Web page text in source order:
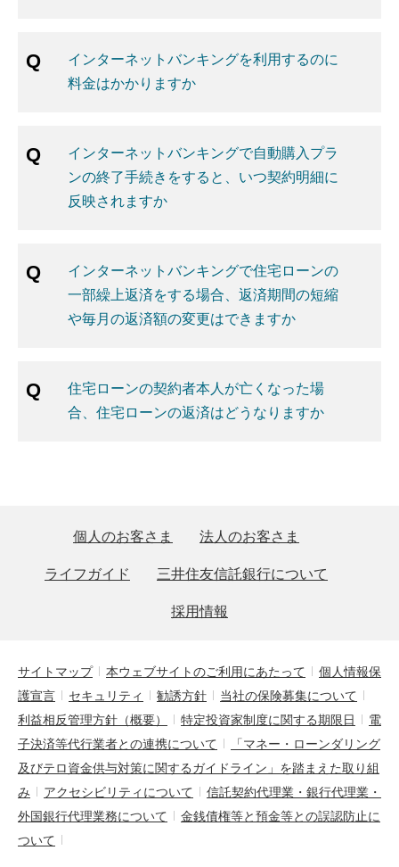
インターネットバンキングを利用するのに
料金はかかりますか
インターネットバンキングで自動購入プラ
ンの終了手続きをすると、いつ契約明細に
反映されますか
インターネットバンキングで住宅ローンの
一部繰上返済をする場合、返済期間の短縮
や毎月の返済額の変更はできますか
住宅ローンの契約者本人が亡くなった場
合、住宅ローンの返済はどうなりますか
個人のお客さま
法人のお客さま
ライフガイド
三井住友信託銀行について
採用情報
サイトマップ 本ウェブサイトのご利用にあたって
個人情報保
護宣言
セキュリティ 勧誘方針
当社の保険募集について
利益相反管理方針（概要）
特定投資家制度に関する期限日
電
子決済等代行業者との連携について
「マネー・ローンダリング
及びテロ資金供与対策に関するガイドライン」を踏まえた取り組
み
アクセシビリティについて
信託契約代理業・銀行代理業・
外国銀行代理業務について
金銭債権等と預金等との誤認防止に
ついて